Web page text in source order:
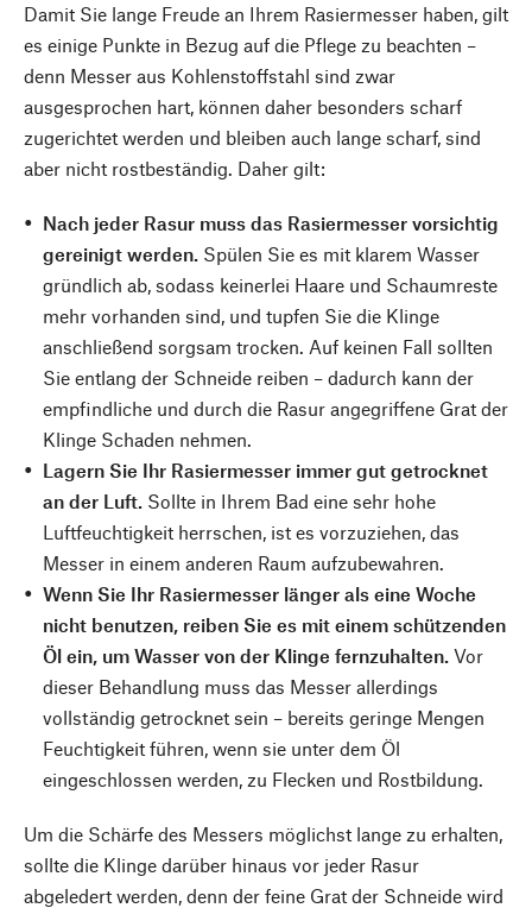
Damit Sie lange Freude an Ihrem Rasiermesser haben, gilt
es einige Punkte in Bezug auf die Pflege zu beachten –
denn Messer aus Kohlenstoffstahl sind zwar
ausgesprochen hart, können daher besonders scharf
zugerichtet werden und bleiben auch lange scharf, sind
aber nicht rostbeständig. Daher gilt:
Nach jeder Rasur muss das Rasiermesser vorsichtig
gereinigt werden. Spülen Sie es mit klarem Wasser
gründlich ab, sodass keinerlei Haare und Schaumreste
mehr vorhanden sind, und tupfen Sie die Klinge
anschließend sorgsam trocken. Auf keinen Fall sollten
Sie entlang der Schneide reiben – dadurch kann der
empfindliche und durch die Rasur angegriffene Grat der
Klinge Schaden nehmen.
Lagern Sie Ihr Rasiermesser immer gut getrocknet
an der Luft. Sollte in Ihrem Bad eine sehr hohe
Luftfeuchtigkeit herrschen, ist es vorzuziehen, das
Messer in einem anderen Raum aufzubewahren.
Wenn Sie Ihr Rasiermesser länger als eine Woche
nicht benutzen, reiben Sie es mit einem schützenden
Öl ein, um Wasser von der Klinge fernzuhalten. Vor
dieser Behandlung muss das Messer allerdings
vollständig getrocknet sein – bereits geringe Mengen
Feuchtigkeit führen, wenn sie unter dem Öl
eingeschlossen werden, zu Flecken und Rostbildung.
Um die Schärfe des Messers möglichst lange zu erhalten,
sollte die Klinge darüber hinaus vor jeder Rasur
abgeledert werden, denn der feine Grat der Schneide wird